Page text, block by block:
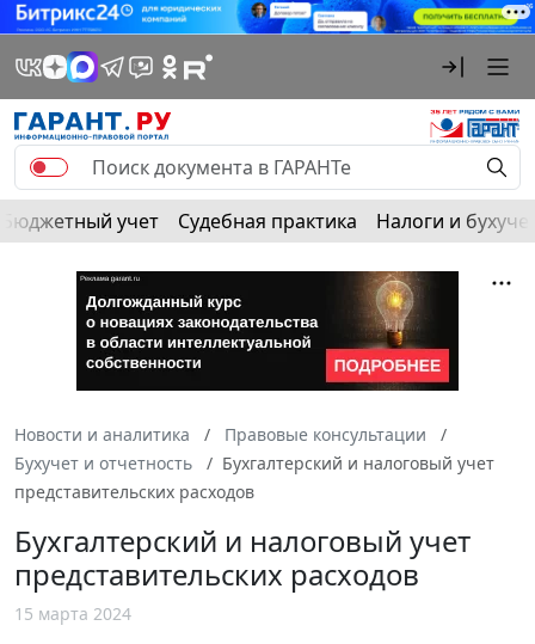
Бюджетный учет Судебная практика Налоги и
Новости и аналитика
Правовые консультации
Бухучет и отчетность
Бухгалтерский и налоговый учет
представительских расходов
Бухгалтерский и налоговый учет
представительских расходов
15 марта 2024